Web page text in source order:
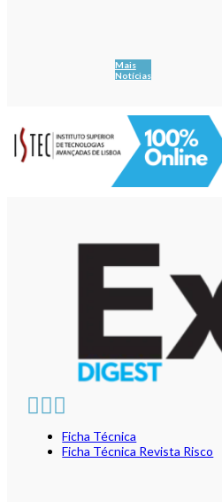
Mais
Notícias
Ficha Técnica
Ficha Técnica Revista Risco